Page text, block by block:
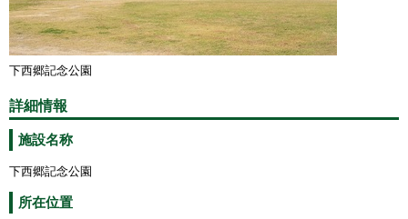
下西郷記念公園
詳細情報
施設名称
下西郷記念公園
所在位置